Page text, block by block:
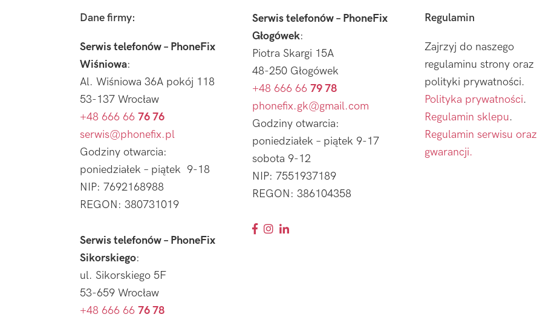
Dane firmy:
Serwis telefonów – PhoneFix
Wiśniowa:
Al. Wiśniowa 36A pokój 118
53-137 Wrocław
+48 666 66 76 76
serwis@phonefix.pl
Godziny otwarcia:
poniedziałek – piątek 9-18
NIP: 7692168988
REGON: 380731019
Serwis telefonów – PhoneFix
Sikorskiego:
ul. Sikorskiego 5F
53-659 Wrocław
+48 666 66 76 78
Serwis telefonów – PhoneFix
Głogówek:
Piotra Skargi 15A
48-250 Głogówek
+48 666 66 79 78
phonefix.gk@gmail.com
Godziny otwarcia:
poniedziałek – piątek 9-17
sobota 9-12
NIP: 7551937189
REGON: 386104358
Regulamin
Zajrzyj do naszego
regulaminu strony oraz
polityki prywatności.
Polityka prywatności.
Regulamin sklepu.
Regulamin serwisu oraz
gwarancji.